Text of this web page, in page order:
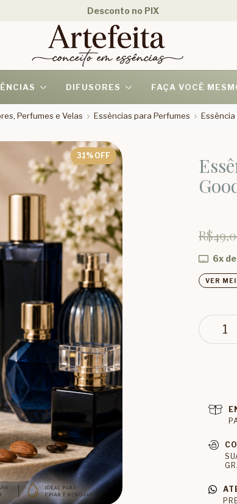
Desconto no PIX
DIFUSORES FAÇA VOCÊ
Perfumes e Velas Essências para Perfumes Essência
31% OFF
6x de
VER